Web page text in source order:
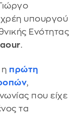
χρέη υπουργού
Ενότητας
.
η πρώτη
,
που είχε
τα